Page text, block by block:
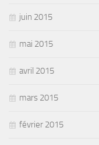
juin 2015
mai 2015
avril 2015
mars 2015
février 2015